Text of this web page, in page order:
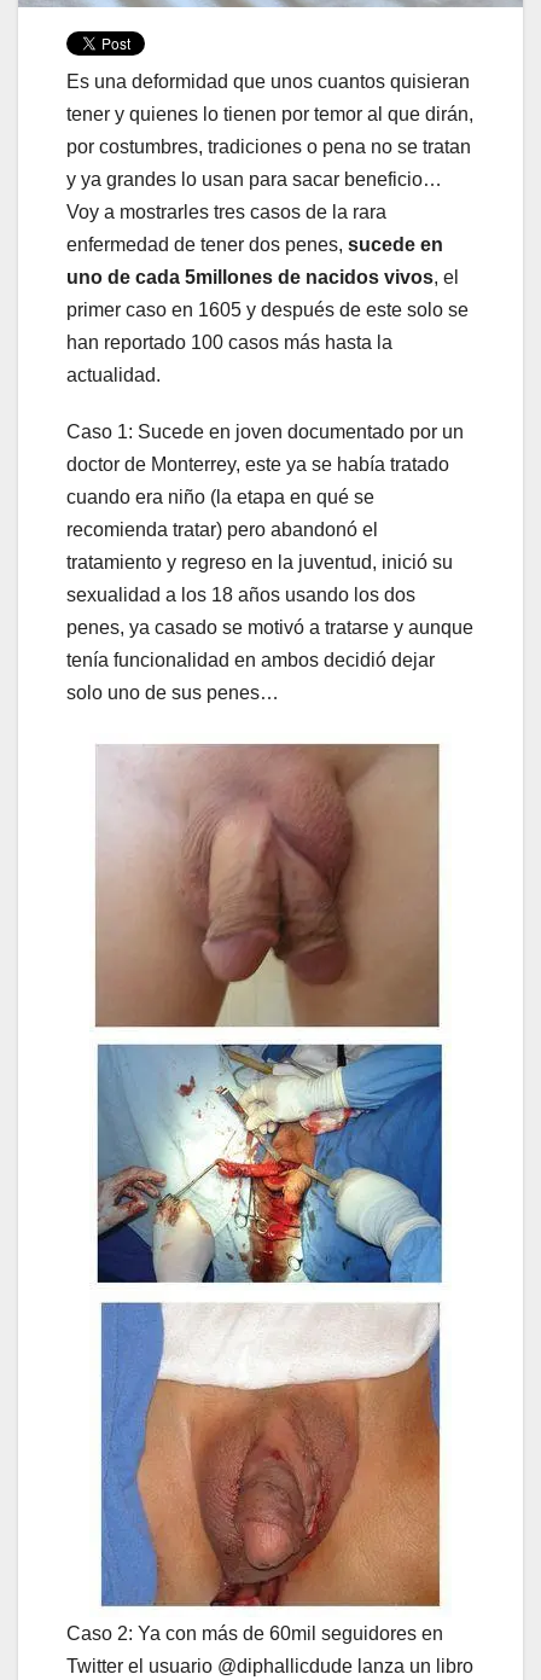
Es una deformidad que unos cuantos quisieran
tener y quienes lo tienen por temor al que dirán,
por costumbres, tradiciones o pena no se tratan
y ya grandes lo usan para sacar beneficio…
Voy a mostrarles tres casos de la rara
enfermedad de tener dos penes, sucede en
uno de cada 5millones de nacidos vivos, el
primer caso en 1605 y después de este solo se
han reportado 100 casos más hasta la
actualidad.
Caso 1: Sucede en joven documentado por un
doctor de Monterrey, este ya se había tratado
cuando era niño (la etapa en qué se
recomienda tratar) pero abandonó el
tratamiento y regreso en la juventud, inició su
sexualidad a los 18 años usando los dos
penes, ya casado se motivó a tratarse y aunque
tenía funcionalidad en ambos decidió dejar
solo uno de sus penes…
Caso 2: Ya con más de 60mil seguidores en
Twitter el usuario @diphallicdude lanza un libro